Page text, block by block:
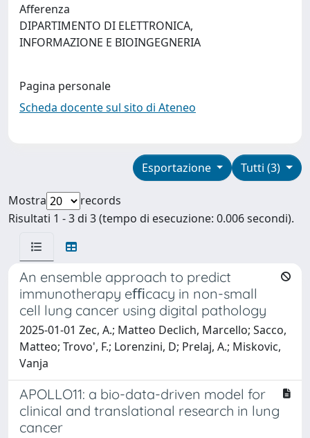
Afferenza
DIPARTIMENTO DI ELETTRONICA,
INFORMAZIONE E BIOINGEGNERIA
Pagina personale
Scheda docente sul sito di Ateneo
Tutti (3)
Esportazione
Mostra
records
Risultati 1 - 3 di 3 (tempo di esecuzione: 0.006 secondi).
An ensemble approach to predict
immunotherapy eﬃcacy in non-small
cell lung cancer using digital pathology
2025-01-01 Zec, A.; Matteo Declich, Marcello; Sacco,
Matteo; Trovo', F.; Lorenzini, D; Prelaj, A.; Miskovic,
Vanja
APOLLO11: a bio-data-driven model for
clinical and translational research in lung
cancer